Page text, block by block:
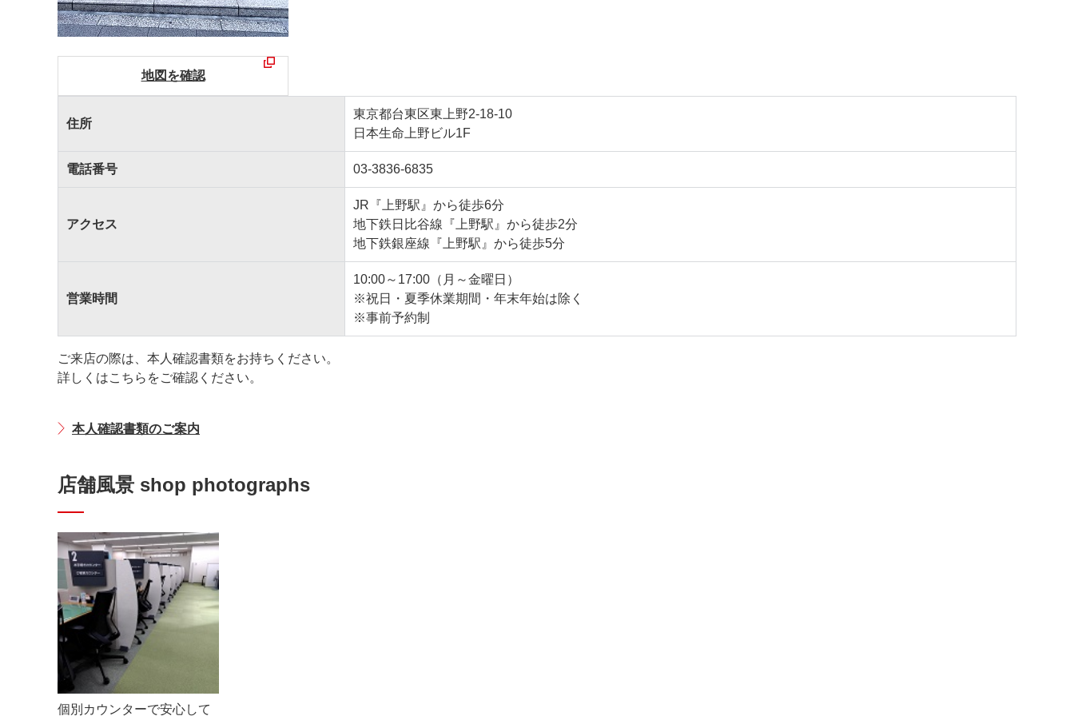
地図を確認
住所
東京都台東区東上野2-18-10
日本生命上野ビル1F
電話番号 03-3836-6835
アクセス
JR『上野駅』から徒歩6分
地下鉄日比谷線『上野駅』から徒歩2分
地下鉄銀座線『上野駅』から徒歩5分
営業時間
10:00～17:00（月～金曜日）
※祝日・夏季休業期間・年末年始は除く
※事前予約制
ご来店の際は、本人確認書類をお持ちください。
詳しくはこちらをご確認ください。
本人確認書類のご案内
店舗風景 shop photographs
個別カウンターで安心して